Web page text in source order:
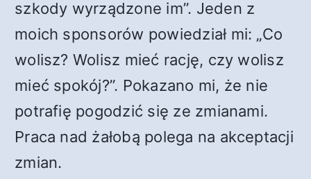
szkody wyrządzone im”. Jeden z
moich sponsorów powiedział mi: „Co
wolisz? Wolisz mieć rację, czy wolisz
mieć spokój?”. Pokazano mi, że nie
potrafię pogodzić się ze zmianami.
Praca nad żałobą polega na akceptacji
zmian.